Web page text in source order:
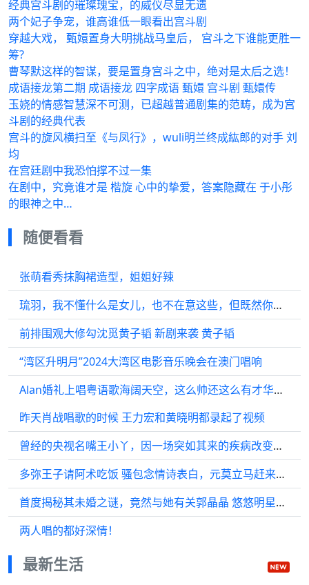
经典宫斗剧的璀璨瑰宝，的威仪尽显无遗
两个妃子争宠，谁高谁低一眼看出宫斗剧
穿越大戏， 甄嬛置身大明挑战马皇后， 宫斗之下谁能更胜一
筹?
曹琴默这样的智谋，要是置身宫斗之中，绝对是太后之选！
成语接龙第二期 成语接龙 四字成语 甄嬛 宫斗剧 甄嬛传
玉娆的情感智慧深不可测，已超越普通剧集的范畴，成为宫
斗剧的经典代表
宫斗的旋风横扫至《与凤行》，wuli明兰终成紘郎的对手 刘
均
在宫廷剧中我恐怕撑不过一集
在剧中，究竟谁才是 楷旋 心中的挚爱，答案隐藏在 于小彤
的眼神之中…
随便看看
张萌看秀抹胸裙造型，姐姐好辣
琉羽，我不懂什么是女儿，也不在意这些，但既然你喜欢，我也会保护她
前排围观大修勾沈觅黄子韬 新剧来袭 黄子韬
“湾区升明月”2024大湾区电影音乐晚会在澳门唱响
Alan婚礼上唱粤语歌海阔天空，这么帅还这么有才华，好感动！
昨天肖战唱歌的时候 王力宏和黄晓明都录起了视频
曾经的央视名嘴王小丫，因一场突如其来的疾病改变了她的人生命运
多弥王子请阿术吃饭 骚包念情诗表白，元莫立马赶来搅局
首度揭秘其未婚之谜，竟然与她有关郭晶晶 悠悠明星优选 明星
两人唱的都好深情！
最新生活